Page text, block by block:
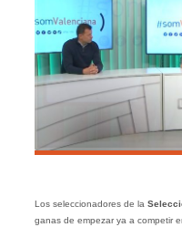
Los seleccionadores de la
ganas de empezar ya a competir